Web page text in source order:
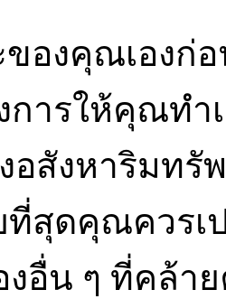
ของคุณเองก่
การให้คุณทำ
อสังหาริมทรั
ที่สุดคุณควรเ
งอื่น ๆ ที่คล้า